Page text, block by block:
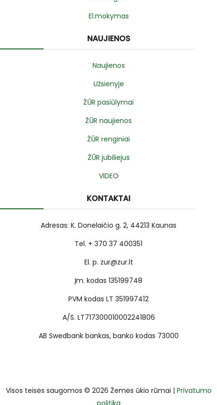
El.mokymas
NAUJIENOS
Naujienos
Užsienyje
ŽŪR pasiūlymai
ŽŪR naujienos
ŽŪR renginiai
ŽŪR jubiliejus
VIDEO
KONTAKTAI
Adresas: K. Donelaičio g. 2, 44213 Kaunas
Tel. + 370 37 400351
El. p. zur@zur.lt
Įm. kodas 135199748
PVM kodas LT 351997412
A/S. LT717300010002241806
AB Swedbank bankas, banko kodas 73000
Visos teisės saugomos © 2026 Žemės ūkio rūmai | Privatumo